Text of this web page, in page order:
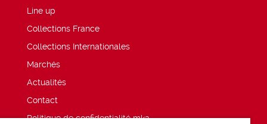
Line up
Collections France
Collections Internationales
Marchés
Actualités
Contact
Politique de confidentialité mk2